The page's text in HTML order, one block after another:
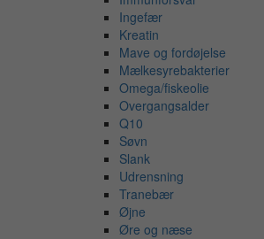
Ingefær
Kreatin
Mave og fordøjelse
Mælkesyrebakterier
Omega/fiskeolie
Overgangsalder
Q10
Søvn
Slank
Udrensning
Tranebær
Øjne
Øre og næse